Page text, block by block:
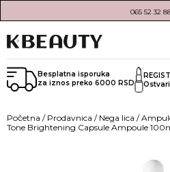
065 52 32
Besplatna isporuka
za iznos preko 6000 RSD
Početna / Prodavnica / Nega lica /
Tone Brightening Capsule Ampoule